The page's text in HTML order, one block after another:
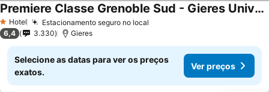
1 Estrelas
Hotel Estacionamento seguro no local
Premiere Classe Grenoble Sud - Gieres Universite
Ver preços
6,4 3.330 Gieres
Selecione as datas para ver os preços
exatos.
Ver preços